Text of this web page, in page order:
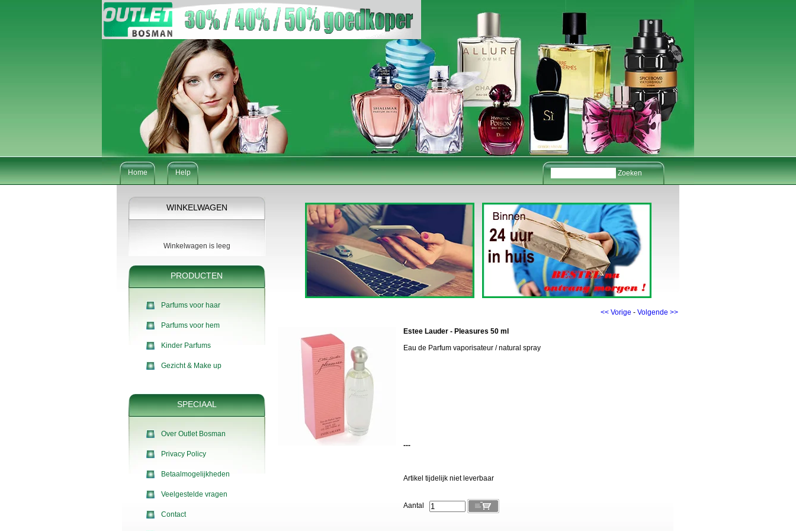
Home Help
WINKELWAGEN
Winkelwagen is leeg
PRODUCTEN
Parfums voor haar
Parfums voor hem
Kinder Parfums
Gezicht & Make up
SPECIAAL
Over Outlet Bosman
Privacy Policy
Betaalmogelijkheden
Veelgestelde vragen
Contact
<< Vorige - Volgende >>
Estee Lauder - Pleasures 50 ml
Eau de Parfum vaporisateur / natural spray
---
Artikel tijdelijk niet leverbaar
Aantal